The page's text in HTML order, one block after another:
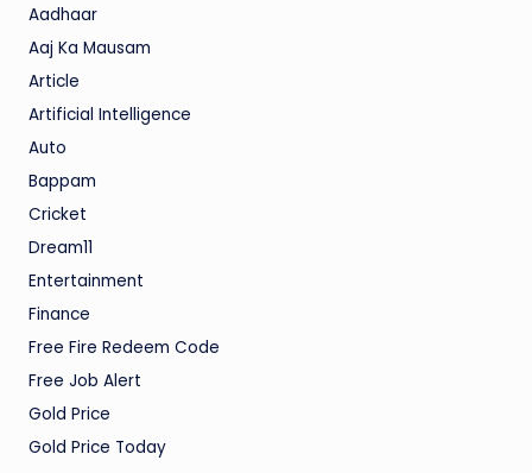
Aadhaar
Aaj Ka Mausam
Article
Artificial Intelligence
Auto
Bappam
Cricket
Dream11
Entertainment
Finance
Free Fire Redeem Code
Free Job Alert
Gold Price
Gold Price Today